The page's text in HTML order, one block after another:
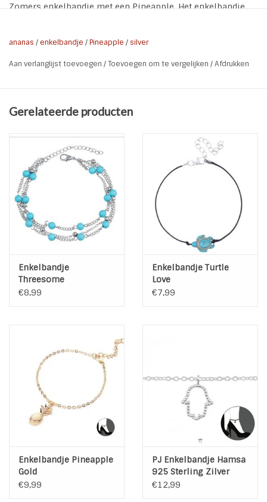
Zomers enkelbandje met een Pineapple. Het enkelbandje
* Materiaal: Metaal | Crystal
ananas / enkelbandje /Pineapple /silver
Aan verlanglijst toevoegen /Toevoegen om te vergelijken /Afdrukken
Gerelateerde producten
Enkelbandje
Threesome
€8,99
Enkelbandje Turtle
Love
€7,99
Enkelbandje Pineapple
Gold
€9,99
PJ Enkelbandje Hamsa
925 Sterling Zilver
€12,99